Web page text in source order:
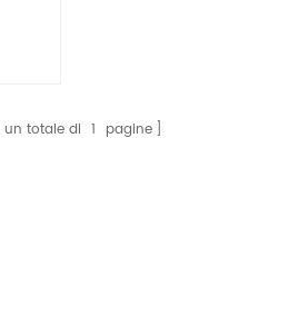
un totale di 1 pagine